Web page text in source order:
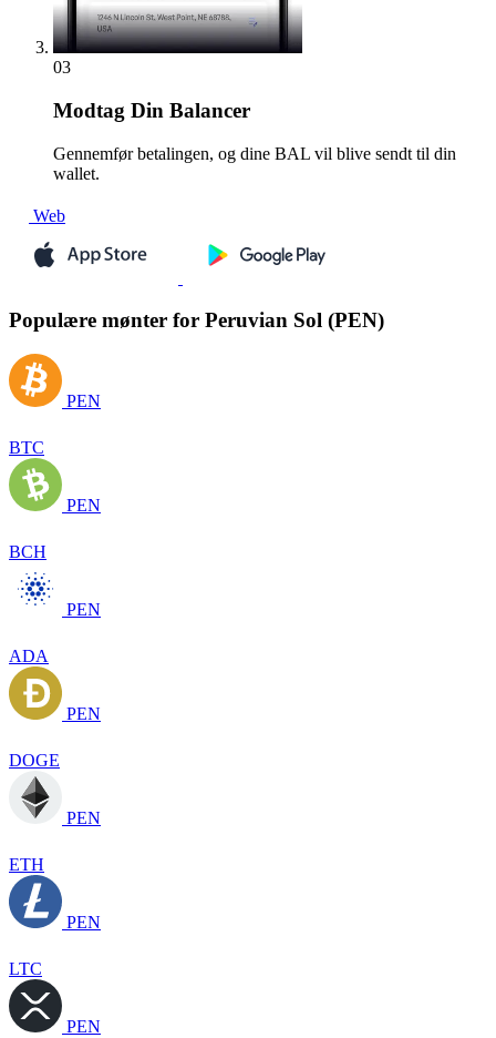
03
Modtag Din Balancer
Gennemfør betalingen, og dine BAL vil blive sendt til din
wallet.
Web
Populære mønter for Peruvian Sol (PEN)
PEN
BTC
PEN
BCH
PEN
ADA
PEN
DOGE
PEN
ETH
PEN
LTC
PEN